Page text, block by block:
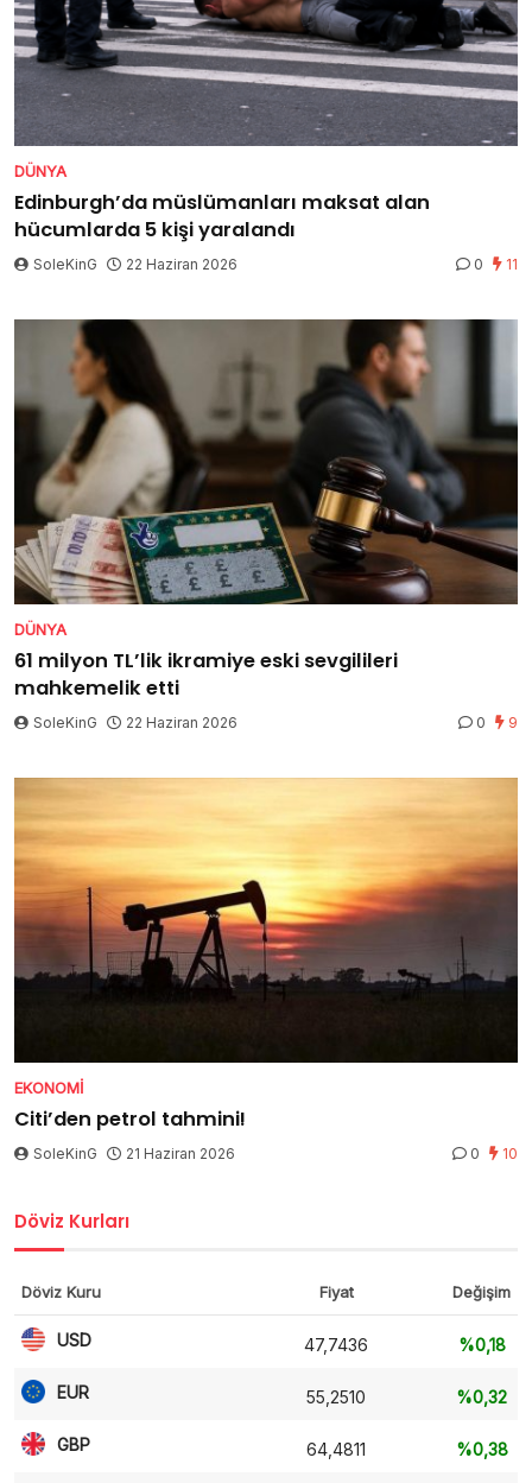
DÜNYA
Edinburgh’da müslümanları maksat alan
hücumlarda 5 kişi yaralandı
SoleKinG 22 Haziran 2026 0 11
DÜNYA
61 milyon TL’lik ikramiye eski sevgilileri
mahkemelik etti
SoleKinG 22 Haziran 2026 0 9
EKONOMI
Citi’den petrol tahmini!
SoleKinG 21 Haziran 2026 0 10
Döviz Kurları
Döviz Kuru Fiyat Değişim
USD 47,7436 %0,18
EUR 55,2510 %0,32
GBP 64,4811 %0,38